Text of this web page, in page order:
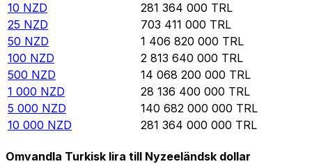
10 NZD 281 364 000 TRL
25 NZD 703 411 000 TRL
50 NZD 1 406 820 000 TRL
100 NZD 2 813 640 000 TRL
500 NZD 14 068 200 000 TRL
1 000 NZD 28 136 400 000 TRL
5 000 NZD 140 682 000 000 TRL
10 000 NZD 281 364 000 000 TRL
Omvandla Turkisk lira till Nyzeeländsk dollar